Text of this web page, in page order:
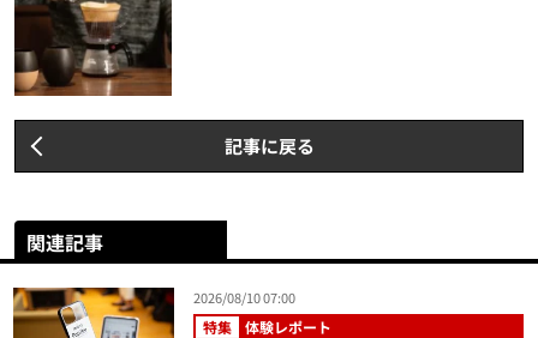
記事に戻る
関連記事
2026/08/10 07:00
特集 体験レポート